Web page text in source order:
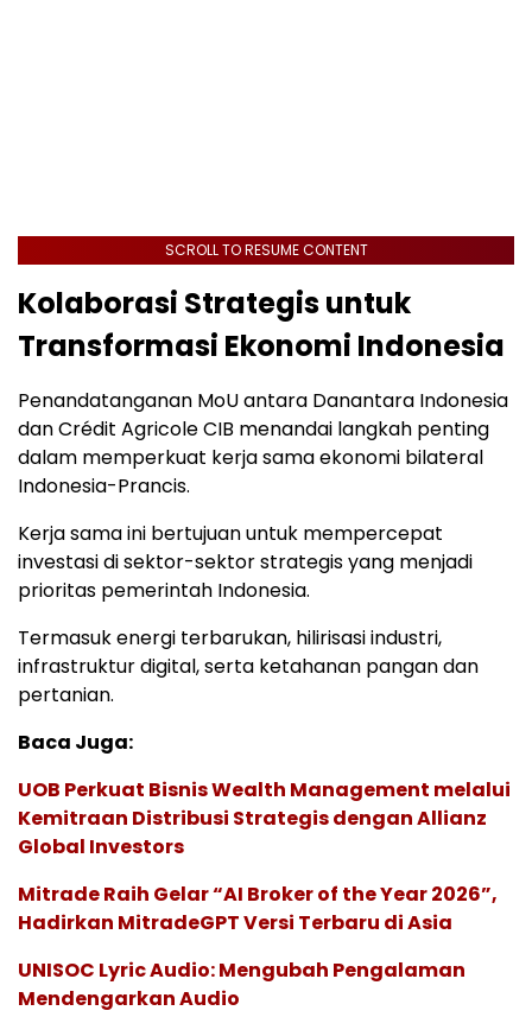
SCROLL TO RESUME CONTENT
Kolaborasi Strategis untuk
Transformasi Ekonomi Indonesia
Penandatanganan MoU antara Danantara Indonesia
dan Crédit Agricole CIB menandai langkah penting
dalam memperkuat kerja sama ekonomi bilateral
Indonesia-Prancis.
Kerja sama ini bertujuan untuk mempercepat
investasi di sektor-sektor strategis yang menjadi
prioritas pemerintah Indonesia.
Termasuk energi terbarukan, hilirisasi industri,
infrastruktur digital, serta ketahanan pangan dan
pertanian.
Baca Juga:
UOB Perkuat Bisnis Wealth Management melalui
Kemitraan Distribusi Strategis dengan Allianz
Global Investors
Mitrade Raih Gelar “AI Broker of the Year 2026”,
Hadirkan MitradeGPT Versi Terbaru di Asia
UNISOC Lyric Audio: Mengubah Pengalaman
Mendengarkan Audio